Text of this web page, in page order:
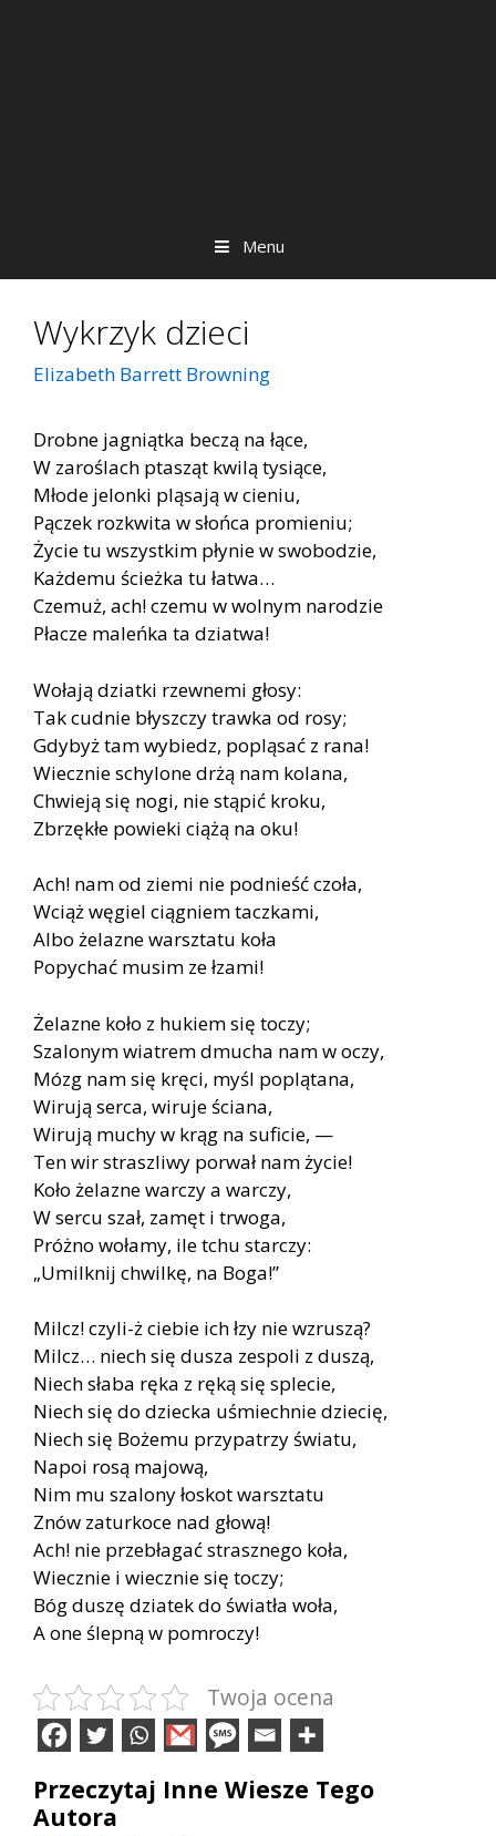
Menu
Wykrzyk dzieci
Elizabeth Barrett Browning
Drobne jagniątka beczą na łące,
W zaroślach ptasząt kwilą tysiące,
Młode jelonki pląsają w cieniu,
Pączek rozkwita w słońca promieniu;
Życie tu wszystkim płynie w swobodzie,
Każdemu ścieżka tu łatwa…
Czemuż, ach! czemu w wolnym narodzie
Płacze maleńka ta dziatwa!
Wołają dziatki rzewnemi głosy:
Tak cudnie błyszczy trawka od rosy;
Gdybyż tam wybiedz, popląsać z rana!
Wiecznie schylone drżą nam kolana,
Chwieją się nogi, nie stąpić kroku,
Zbrzękłe powieki ciążą na oku!
Ach! nam od ziemi nie podnieść czoła,
Wciąż węgiel ciągniem taczkami,
Albo żelazne warsztatu koła
Popychać musim ze łzami!
Żelazne koło z hukiem się toczy;
Szalonym wiatrem dmucha nam w oczy,
Mózg nam się kręci, myśl poplątana,
Wirują serca, wiruje ściana,
Wirują muchy w krąg na suficie, —
Ten wir straszliwy porwał nam życie!
Koło żelazne warczy a warczy,
W sercu szał, zamęt i trwoga,
Próżno wołamy, ile tchu starczy:
„Umilknij chwilkę, na Boga!”
Milcz! czyli-ż ciebie ich łzy nie wzruszą?
Milcz… niech się dusza zespoli z duszą,
Niech słaba ręka z ręką się splecie,
Niech się do dziecka uśmiechnie dziecię,
Niech się Bożemu przypatrzy światu,
Napoi rosą majową,
Nim mu szalony łoskot warsztatu
Znów zaturkoce nad głową!
Ach! nie przebłagać strasznego koła,
Wiecznie i wiecznie się toczy;
Bóg duszę dziatek do światła woła,
A one ślepną w pomroczy!
Twoja ocena
Przeczytaj Inne Wiesze Tego
Autora